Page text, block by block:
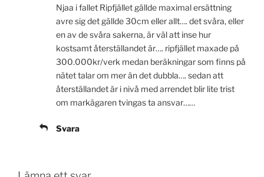
Njaa i fallet Ripfjället gällde maximal ersättning
avre sig det gällde 30cm eller allt…. det svåra, eller
en av de svåra sakerna, är väl att inse hur
kostsamt återställandet är…. ripfjället maxade på
300.000kr/verk medan beräkningar som finns på
nätet talar om mer än det dubbla…. sedan att
återställandet är i nivå med arrendet blir lite trist
om markägaren tvingas ta ansvar……
Svara